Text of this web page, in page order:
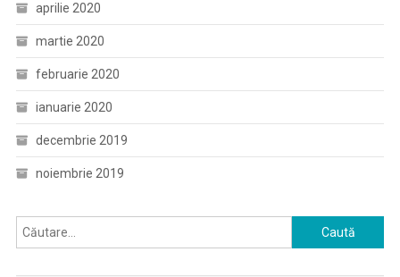
aprilie 2020
martie 2020
februarie 2020
ianuarie 2020
decembrie 2019
noiembrie 2019
Caută
după: